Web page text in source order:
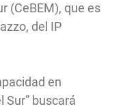
(CeBEM), que es
del IP
en
Sur” buscará